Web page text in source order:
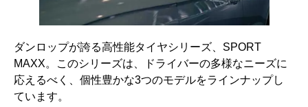
ダンロップが誇る高性能タイヤシリーズ、SPORT
MAXX。このシリーズは、ドライバーの多様なニーズに
応えるべく、個性豊かな3つのモデルをラインナップし
ています。